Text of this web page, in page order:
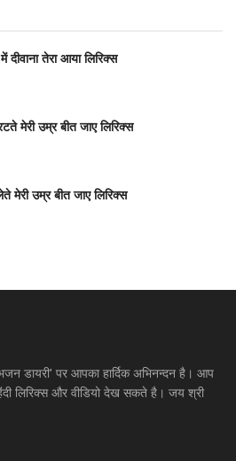
दीवाना तेरा आया लिरिक्स
मेरी उम्र बीत जाए लिरिक्स
मेरी उम्र बीत जाए लिरिक्स
डायरी' पर आपका हार्दिक अभिनन्दन है। आप
लिरिक्स और वीडियो देख सकते है। जय श्री